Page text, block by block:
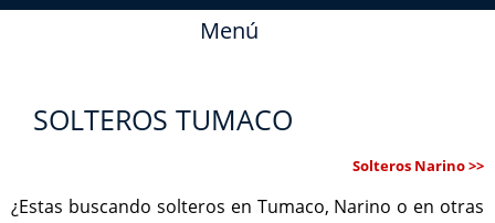
Menú
SOLTEROS TUMACO
Solteros Narino >>
¿Estas buscando solteros en Tumaco, Narino o en otras